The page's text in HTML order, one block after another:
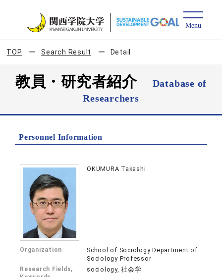
TOP Search Result Detail
教員・研究者紹介
Database of
Researchers
Personnel Information
OKUMURA Takashi
Organization
School of Sociology Department of
Sociology Professor
Research Fields,
sociology, 社会学